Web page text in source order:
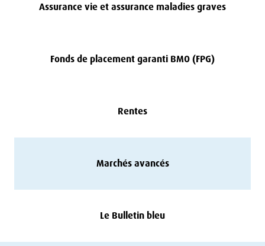
Assurance vie et assurance maladies graves
Fonds de placement garanti BMO(FPG)
Rentes
Marchés avancés
Le Bulletin bleu